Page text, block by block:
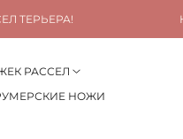
РАССЕЛ
НОЖИ
ТЕРЬЕРА!